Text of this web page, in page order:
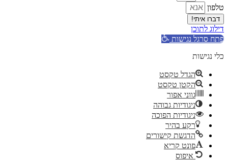
טלפון
דברו איתי!
דילוג לתוכן
פתח סרגל נגישות
כלי נגישות
הגדל טקסט
הקטן טקסט
גווני אפור
ניגודיות גבוהה
ניגודיות הפוכה
רקע בהיר
הדגשת קישורים
פונט קריא
איפוס